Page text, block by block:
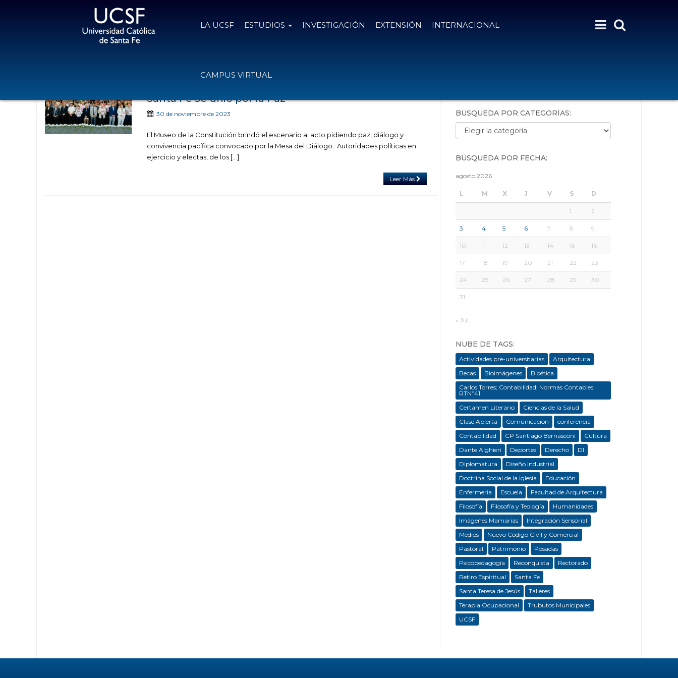
LA UCSF ESTUDIOS INVESTIGACIÓN EXTENSIÓN INTERNACIONAL
CAMPUS VIRTUAL
Santa Fe se unió por la Paz
30 de noviembre de 2023
El Museo de la Constitución brindó el escenario al acto pidiendo paz, diálogo y
convivencia pacífica convocado por la Mesa del Diálogo. Autoridades políticas en
ejercicio y electas, de los […]
Leer Más
BÚSQUEDA POR CATEGORÍAS:
Búsqueda por categorías:
BÚSQUEDA POR FECHA:
agosto 2026
L M X J V S D
1 2
3 4 5 6 7 8 9
10 11 12 13 14 15 16
17 18 19 20 21 22 23
24 25 26 27 28 29 30
31
« Jul
NUBE DE TAGS:
Actividades pre-universitarias
Arquitectura
Becas
Bioimágenes
Bioética
Carlos Torres; Contabilidad; Normas Contables;
RTNº41
Certamen Literario
Ciencias de la Salud
Clase Abierta
Comunicación
conferencia
Contabilidad
CP Santiago Bernasconi
Cultura
Dante Alghieri
Deportes Derecho
DI
Diplomatura
Diseño Industrial
Doctrina Social de la Iglesia
Educación
Enfermeria
Escuela
Facultad de Arquitectura
Filosofía
Filosofía y Teología
Humanidades
Imágenes Mamarias
Integración Sensorial
Medios
Nuevo Código Civil y Comercial
Pastoral
Patrimonio
Posadas
Psicopedagogía
Reconquista
Rectorado
Retiro Espiritual
Santa Fe
Santa Teresa de Jesús
Talleres
Terapia Ocupacional
Trubutos Municipales
UCSF